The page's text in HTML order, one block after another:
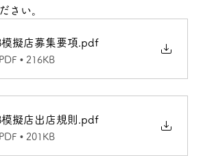
さい。
擬店募集要項 .pdf
• 216KB
擬店出店規則 .pdf
• 201KB